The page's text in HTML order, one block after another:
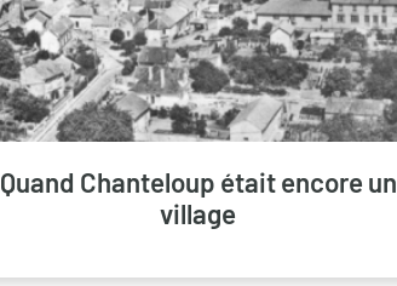
Quand Chanteloup était encore un
village